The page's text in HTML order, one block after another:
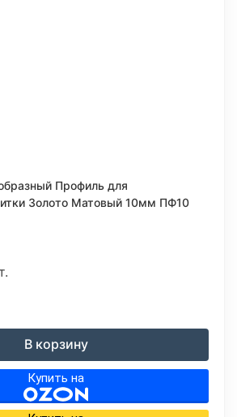
Профиль для
Золото Матовый 10мм ПФ10
В корзину
Купить на